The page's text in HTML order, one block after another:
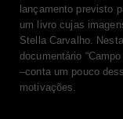
lançamento previsto
um livro cujas
Stella Carvalho.
documentário
–conta um pouco
motivações.